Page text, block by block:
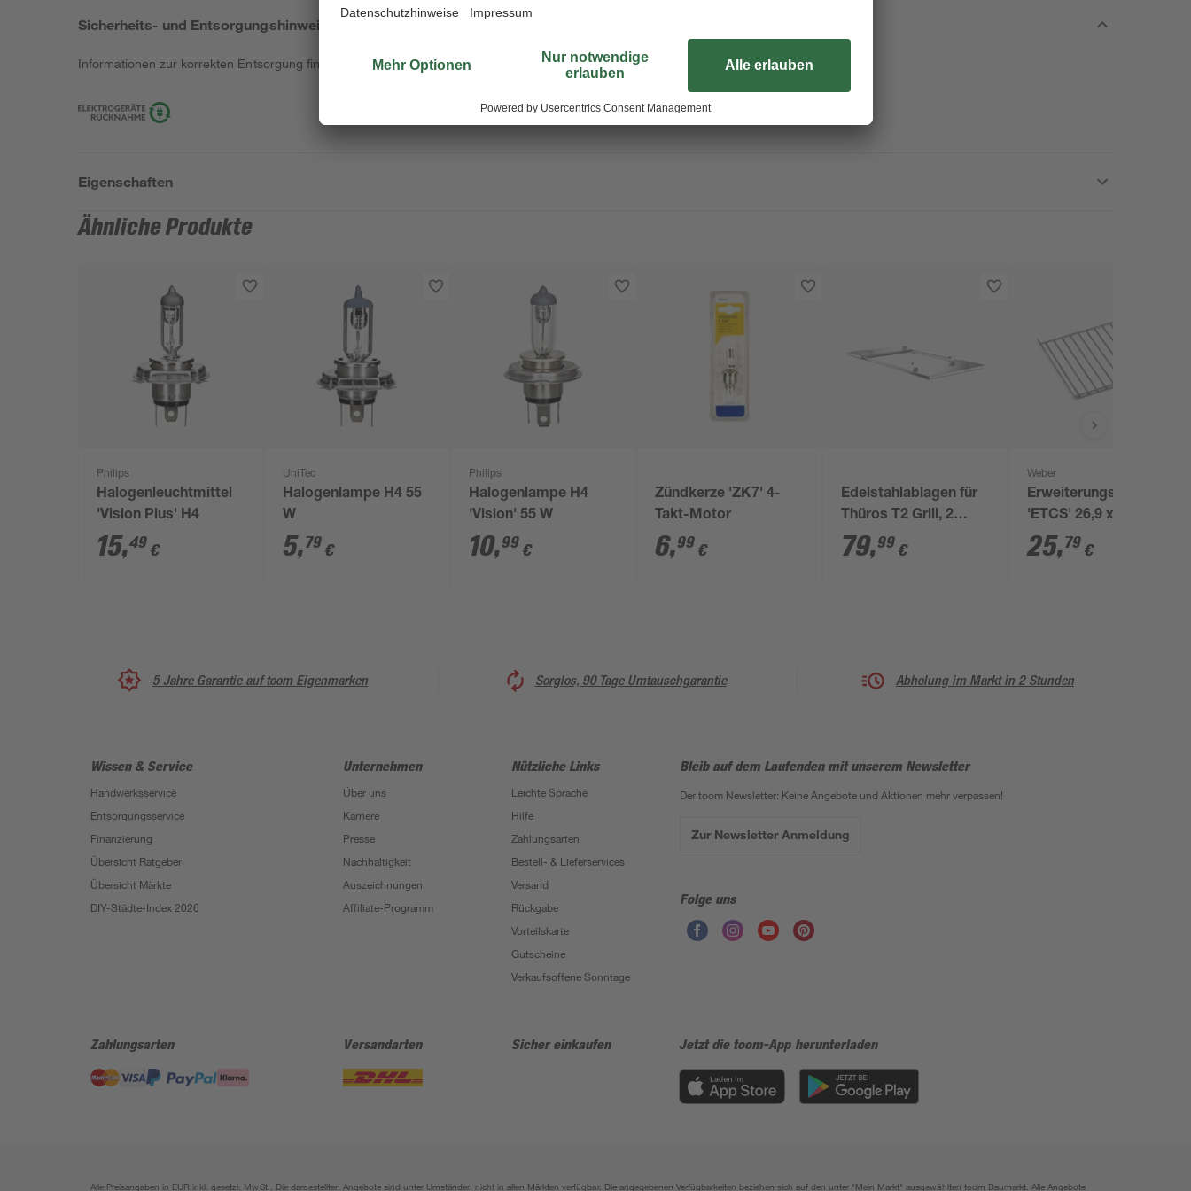
Sicherheits- und Entsorgungshinweise
Informationen zur korrekten Entsorgung findest du hier.
Eigenschaften
Ähnliche Produkte
Philips
Halogenleuchtmittel
'Vision Plus' H4
15,49 €
UniTec
Halogenlampe H4 55
W
5,79 €
Philips
Halogenlampe H4
'Vision' 55 W
10,99 €
Zündkerze 'ZK7' 4-
Takt-Motor
6,99 €
Edelstahlablagen für
Thüros T2 Grill, 2
Stück
79,99 €
Weber
Erweiterungsrost für
'ETCS' 26,9 x 26,5 cm
Edelstahl
25,79 €
5 Jahre Garantie auf toom Eigenmarken Sorglos, 90 Tage Umtauschgarantie Abholung im Markt in 2 Stunden
Wissen & Service
Handwerksservice
Entsorgungsservice
Finanzierung
Übersicht Ratgeber
Übersicht Märkte
DIY-Städte-Index 2026
Unternehmen
Über uns
Karriere
Presse
Nachhaltigkeit
Auszeichnungen
Affiliate-Programm
Nützliche Links
Leichte Sprache
Hilfe
Zahlungsarten
Bestell- & Lieferservices
Versand
Rückgabe
Vorteilskarte
Gutscheine
Verkaufsoffene Sonntage
Bleib auf dem Laufenden mit unserem Newsletter
Der toom Newsletter: Keine Angebote und Aktionen mehr verpassen!
Zur Newsletter Anmeldung
Folge uns
Zahlungsarten Versandarten Sicher einkaufen Jetzt die toom-App herunterladen
Alle Preisangaben in EUR inkl. gesetzl. MwSt.. Die dargestellten Angebote sind unter Umständen nicht in allen Märkten verfügbar. Die angegebenen Verfügbarkeiten beziehen sich auf den unter "Mein Markt" ausgewählten toom Baumarkt. Alle Angebote